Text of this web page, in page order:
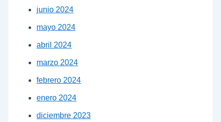
junio 2024
mayo 2024
abril 2024
marzo 2024
febrero 2024
enero 2024
diciembre 2023